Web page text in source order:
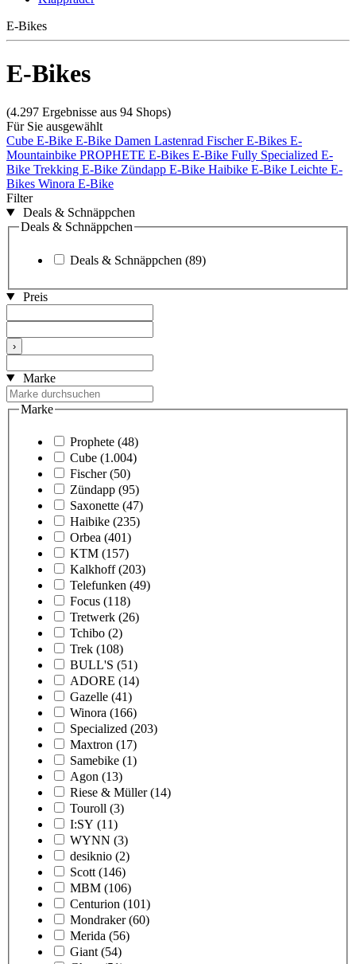
E-Bikes
E-Bikes
(4.297 Ergebnisse aus 94 Shops)
Für Sie ausgewählt
Cube E-Bike E-Bike Damen Lastenrad Fischer E-Bikes E-
Mountainbike PROPHETE E-Bikes E-Bike Fully Specialized E-
Bike Trekking E-Bike Zündapp E-Bike Haibike E-Bike Leichte E-
Bikes Winora E-Bike
Filter
Deals & Schnäppchen
Deals & Schnäppchen
Deals & Schnäppchen (89)
Preis
›
Marke
Marke
Prophete (48)
Cube (1.004)
Fischer (50)
Zündapp (95)
Saxonette (47)
Haibike (235)
Orbea (401)
KTM (157)
Kalkhoff (203)
Telefunken (49)
Focus (118)
Tretwerk (26)
Tchibo (2)
Trek (108)
BULL'S (51)
ADORE (14)
Gazelle (41)
Winora (166)
Specialized (203)
Maxtron (17)
Samebike (1)
Agon (13)
Riese & Müller (14)
Touroll (3)
I:SY (11)
WYNN (3)
desiknio (2)
Scott (146)
MBM (106)
Centurion (101)
Mondraker (60)
Merida (56)
Giant (54)